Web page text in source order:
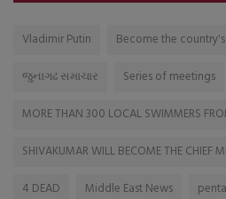
Vladimir Putin
Become the
જુનાગઢ સમાચાર
Series of meetings
MORE THAN 300 LOCAL SWIMMERS
SHIVAKUMAR WILL BECOME THE CHIEF
4 DEAD
Middle East News